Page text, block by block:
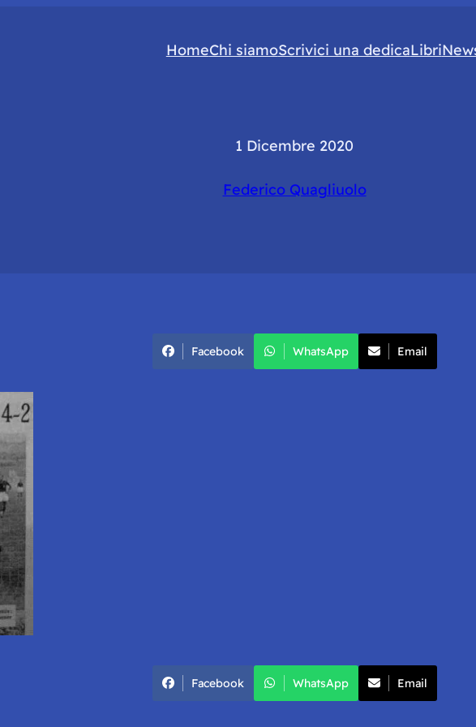
HomeChi siamoScrivici una dedicaLibri
1 Dicembre 2020
Federico Quagliuolo
Facebook WhatsApp Email
Facebook WhatsApp Email